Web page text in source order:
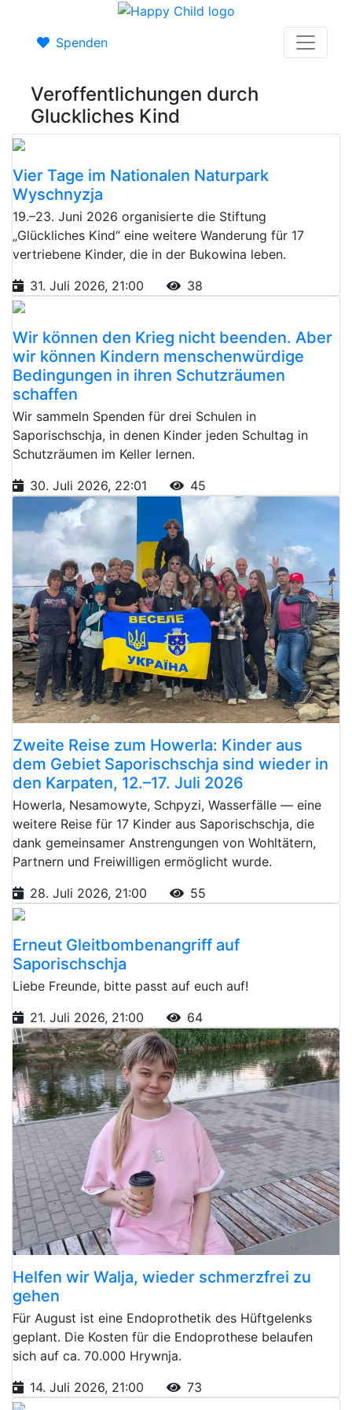
Spenden
Veroffentlichungen durch
Gluckliches Kind
Vier Tage im Nationalen Naturpark
Wyschnyzja
19.–23. Juni 2026 organisierte die Stiftung
„Glückliches Kind“ eine weitere Wanderung für 17
vertriebene Kinder, die in der Bukowina leben.
31. Juli 2026, 21:00
38
Wir können den Krieg nicht beenden. Aber
wir können Kindern menschenwürdige
Bedingungen in ihren Schutzräumen
schaffen
Wir sammeln Spenden für drei Schulen in
Saporischschja, in denen Kinder jeden Schultag in
Schutzräumen im Keller lernen.
30. Juli 2026, 22:01
45
Zweite Reise zum Howerla: Kinder aus
dem Gebiet Saporischschja sind wieder in
den Karpaten, 12.–17. Juli 2026
Howerla, Nesamowyte, Schpyzi, Wasserfälle — eine
weitere Reise für 17 Kinder aus Saporischschja, die
dank gemeinsamer Anstrengungen von Wohltätern,
Partnern und Freiwilligen ermöglicht wurde.
28. Juli 2026, 21:00
55
Erneut Gleitbombenangriff auf
Saporischschja
Liebe Freunde, bitte passt auf euch auf!
21. Juli 2026, 21:00
64
Helfen wir Walja, wieder schmerzfrei zu
gehen
Für August ist eine Endoprothetik des Hüftgelenks
geplant. Die Kosten für die Endoprothese belaufen
sich auf ca. 70.000 Hrywnja.
14. Juli 2026, 21:00
73